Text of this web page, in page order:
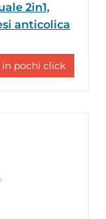
2in1,
anticolica
pochi click